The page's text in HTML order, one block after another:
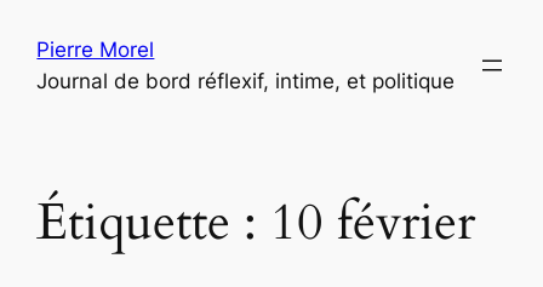
contenu
Pierre Morel
Journal de bord réflexif, intime, et politique
Étiquette : 10 février